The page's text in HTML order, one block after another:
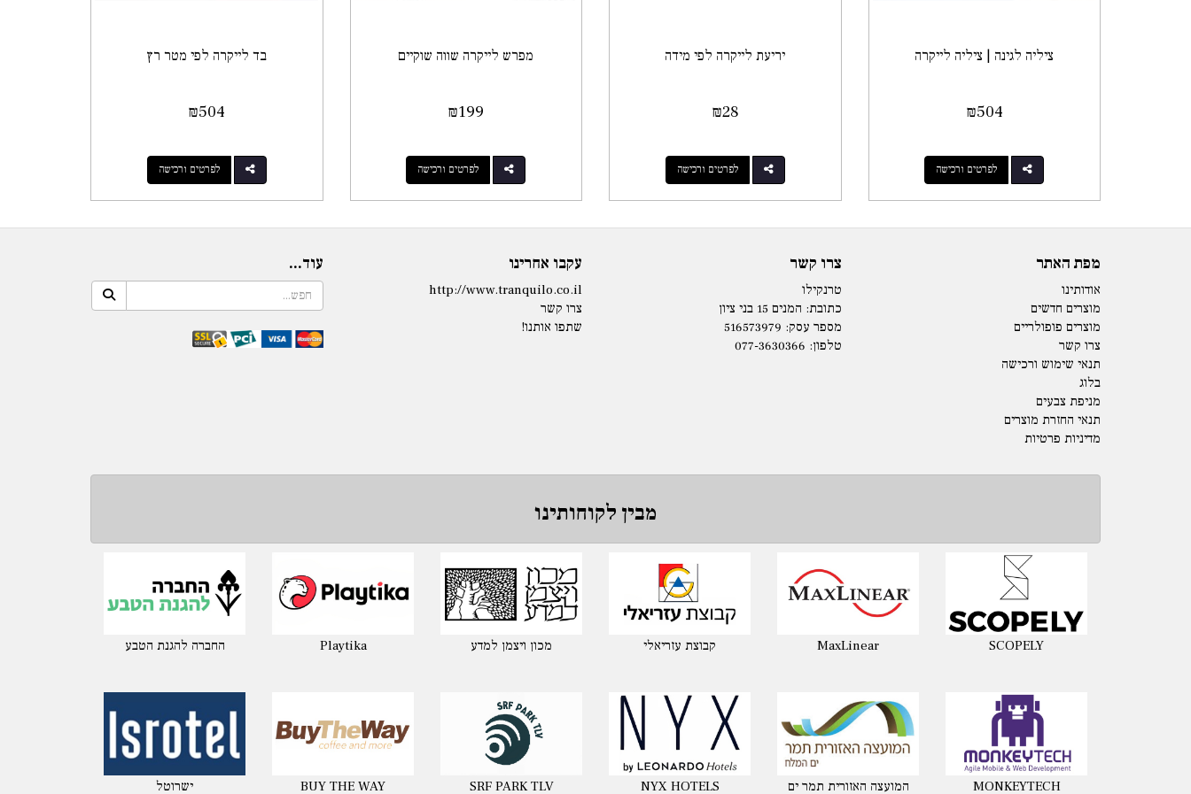
ציליה לגינה | ציליה לייקרה
₪504
לפרטים ורכישה
יריעת לייקרה לפי מידה
₪28
לפרטים ורכישה
מפרש לייקרה שווה שוקיים
₪199
לפרטים ורכישה
בד לייקרה לפי מטר רץ
₪504
לפרטים ורכישה
מפת האתר
אודותינו
מוצרים חדשים
מוצרים פופולריים
צרו קשר
תנאי שימוש ורכישה
בלוג
מניפת צבעים
תנאי החזרת מוצרים
מדיניות פרטיות
צרו קשר
טרנקילו
כתובת: המנים 15 בני ציון
מספר עסק: 516573979
טלפון: 077-3630366
עקבו אחרינו
http://www.tranquilo.co.il
צרו קשר
שתפו אותנו!
עוד...
מבין לקוחותינו
החברה להגנת הטבע Playtika מכון ויצמן למדע קבוצת עזריאלי MaxLinear SCOPELY
ישרוטל BUY THE WAY SRF PARK TLV NYX HOTELS המועצה האזורית תמר ים MONKEYTECH